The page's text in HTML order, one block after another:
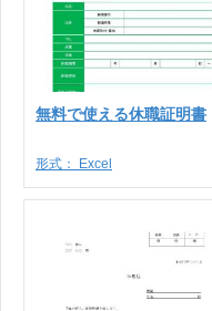
無料で使える休職証明書
形式： Excel